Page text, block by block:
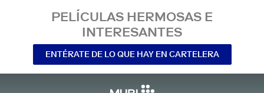
PELÍCULAS HERMOSAS E
INTERESANTES
ENTÉRATE DE LO QUE HAY EN CARTELERA